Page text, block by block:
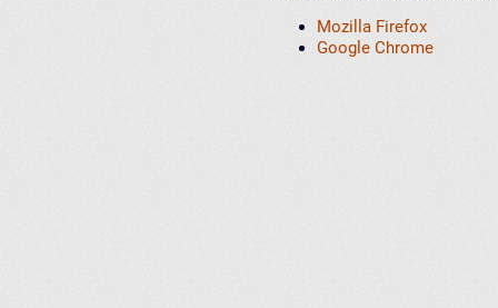
Mozilla Firefox
Google Chrome